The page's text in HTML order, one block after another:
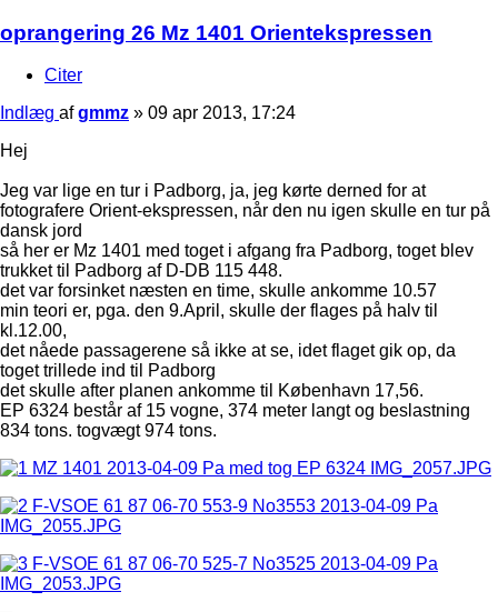
oprangering 26 Mz 1401 Orientekspressen
Citer
Indlæg afgmmz » 09 apr 2013, 17:24
Hej
Jeg var lige en tur i Padborg, ja, jeg kørte derned for at
fotografere Orient-ekspressen, når den nu igen skulle en tur på
dansk jord
så her er Mz 1401 med toget i afgang fra Padborg, toget blev
trukket til Padborg af D-DB 115 448.
det var forsinket næsten en time, skulle ankomme 10.57
min teori er, pga. den 9.April, skulle der flages på halv til
kl.12.00,
det nåede passagerene så ikke at se, idet flaget gik op, da
toget trillede ind til Padborg
det skulle after planen ankomme til København 17,56.
EP 6324 består af 15 vogne, 374 meter langt og beslastning
834 tons. togvægt 974 tons.